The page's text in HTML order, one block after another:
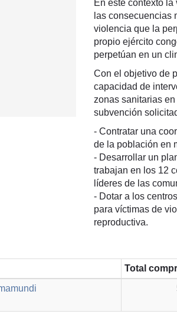
En este contexto
las consecuencias
violencia que la
propio ejército
perpetúan en un
Con el objetivo de
capacidad de
zonas sanitarias
subvención
- Contratar una
de la población en
- Desarrollar un
trabajan en los 12
líderes de las
- Dotar a los
para víctimas de
reproductiva.
Total